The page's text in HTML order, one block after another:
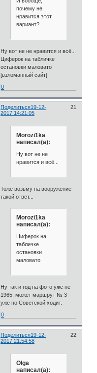
почему не
нравится этот
вариант?
Ну вот не не нравится и всё...
Циферок на табличке
остановки маловато
[взломанный сайт]
0
Поделиться 21
19-12-
2017 14:21:05
Morozi1ka
написал(а):
Ну вот не не
нравится и всё...
Тоже возьму на вооружение
такой ответ...
Morozi1ka
написал(а):
Циферок на
табличке
остановки
маловато
Ну так и год на фото уже не
1965, может маршрут № 3
уже по Советской ходит.
0
Поделиться 22
19-12-
2017 21:54:58
Olga
написал(а):